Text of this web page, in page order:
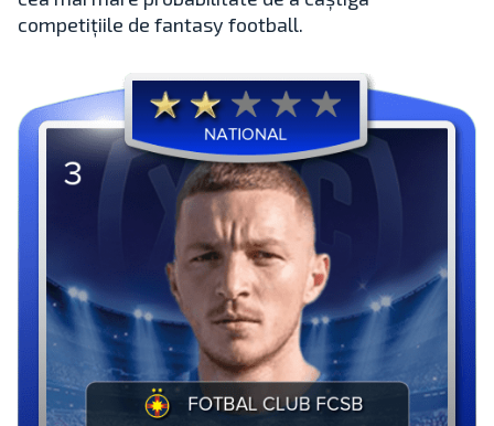
competițiile de fantasy football.